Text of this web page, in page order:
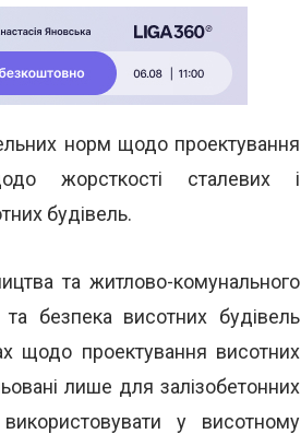
норм щодо проектування
жорсткості сталевих і
будівель.
та житлово-комунального
та безпека висотних будівель
щодо проектування висотних
лише для залізобетонних
у висотному